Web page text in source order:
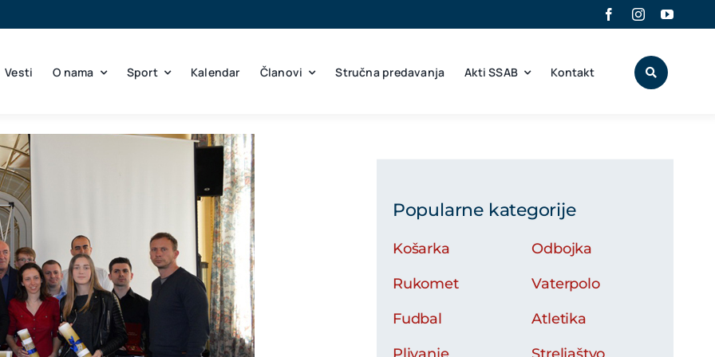
Vesti O nama Sport Kalendar Članovi Stručna predavanja Akti SSAB Kontakt
Popularne kategorije
Košarka
Rukomet
Fudbal
Odbojka
Vaterpolo
Atletika